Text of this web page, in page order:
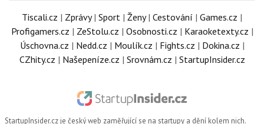
Tiscali.cz | Zprávy| Sport | Ženy| Cestování | Games.cz |
Profigamers.cz | ZeStolu.cz | Osobnosti.cz | Karaoketexty.cz |
Úschovna.cz | Nedd.cz | Moulík.cz | Fights.cz | Dokina.cz |
CZhity.cz | Našepeníze.cz | Srovnám.cz | StartupInsider.cz
StartupInsider.cz je český web zaměřující se na startupy a dění kolem nich.